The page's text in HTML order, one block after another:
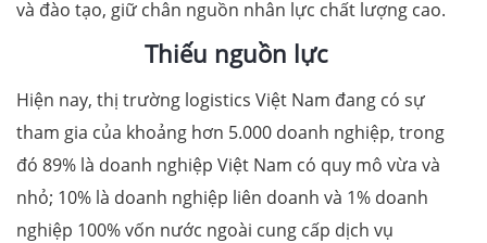
và đào tạo, giữ chân nguồn nhân lực chất lượng cao.
Thiếu nguồn lực
Hiện nay, thị trường logistics Việt Nam đang có sự
tham gia của khoảng hơn 5.000 doanh nghiệp, trong
đó 89% là doanh nghiệp Việt Nam có quy mô vừa và
nhỏ; 10% là doanh nghiệp liên doanh và 1% doanh
nghiệp 100% vốn nước ngoài cung cấp dịch vụ